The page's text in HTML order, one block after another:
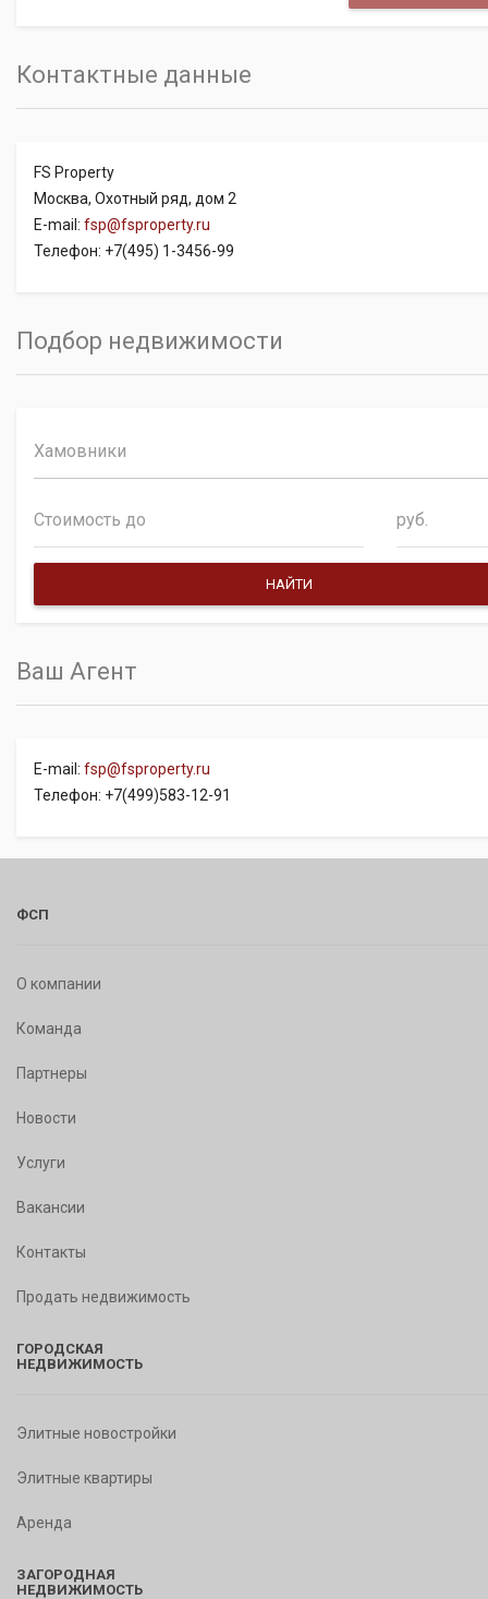
Контактные данные
FS Property
Москва, Охотный ряд, дом 2
E-mail: fsp@fsproperty.ru
Телефон: +7(495) 1-3456-99
Подбор недвижимости
Хамовники
руб.
Ваш Агент
E-mail: fsp@fsproperty.ru
Телефон: +7(499)583-12-91
ФСП
О компании
Команда
Партнеры
Новости
Услуги
Вакансии
Контакты
Продать недвижимость
ГОРОДСКАЯ
НЕДВИЖИМОСТЬ
Элитные новостройки
Элитные квартиры
Аренда
ЗАГОРОДНАЯ
НЕДВИЖИМОСТЬ